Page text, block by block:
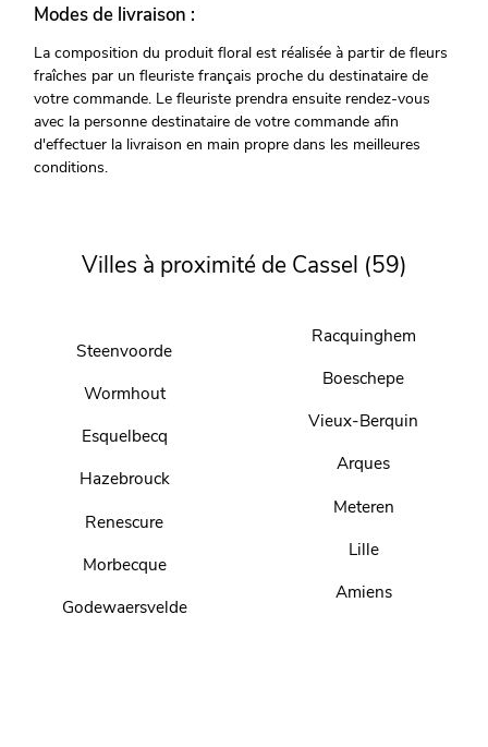
Modes de livraison :
La composition du produit floral est réalisée à partir de fleurs
fraîches par un fleuriste français proche du destinataire de
votre commande. Le fleuriste prendra ensuite rendez-vous
avec la personne destinataire de votre commande afin
d'effectuer la livraison en main propre dans les meilleures
conditions.
Villes à proximité de Cassel (59)
Steenvoorde
Wormhout
Esquelbecq
Hazebrouck
Renescure
Morbecque
Godewaersvelde
Racquinghem
Boeschepe
Vieux-Berquin
Arques
Meteren
Lille
Amiens